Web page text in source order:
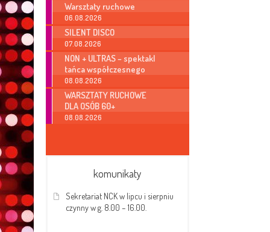
Warsztaty ruchowe
06.08.2026
SILENT DISCO
07.08.2026
NON + ULTRAS – spektakl
tańca współczesnego
08.08.2026
WARSZTATY RUCHOWE
DLA OSÓB 60+
08.08.2026
komunikaty
Sekretariat NCK w lipcu i sierpniu
czynny w g. 8.00 – 16.00.